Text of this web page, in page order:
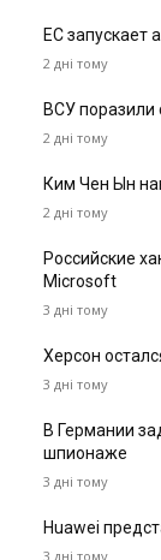
ЕС запускает
2 дні тому
ВСУ
2 дні тому
Ким Чен Ын
2 дні тому
Российские
Microsoft
3 дні тому
Херсон
3 дні тому
В Германии
шпионаже
3 дні тому
Huawei
3 дні тому